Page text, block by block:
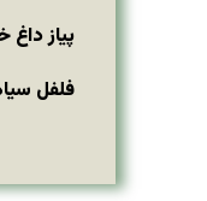
پیاز داغ خشک : 1
فلفل